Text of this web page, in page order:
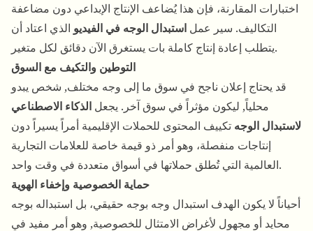
اختبارات المقارنة، فإن هذا يُضاعف الإنتاج الإبداعي دون مضاعفة
التكاليف. سير عمل استبدال الوجه في الفيديو الذي اعتاد أن
يتطلب إعادة إنتاج كاملة بات يستغرق الآن دقائق لكل متغير.
التوطين والتكيف مع السوق
قد يحتاج إعلان ناجح في سوق ما إلى وجه مختلف, شخص يبدو
محلياً, ليكون مؤثراً في سوق آخر. يجعل الذكاء الاصطناعي
لاستبدال الوجه تكييف المحتوى للحملات الإقليمية أمراً يسيراً دون
إنتاجات منفصلة، وهو أمر ذو قيمة خاصة للعلامات التجارية
العالمية التي تُطلق حملاتها في أسواق متعددة في وقت واحد.
حماية الخصوصية وإخفاء الهوية
أحياناً لا يكون الهدف استبدال وجه بوجه حقيقي، بل استبداله بوجه
محايد أو مجهول لأغراض الامتثال للخصوصية, وهو أمر مفيد في